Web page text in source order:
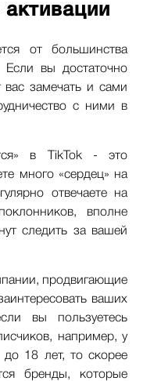
от большинства
Если вы достаточно
вас замечать и сами
с ними в
в TikTok - это
много «сердец» на
отвечаете на
вполне
следить за вашей
продвигающие
ваших
вы пользуетесь
например, у
18 лет, то скорее
бренды, которые